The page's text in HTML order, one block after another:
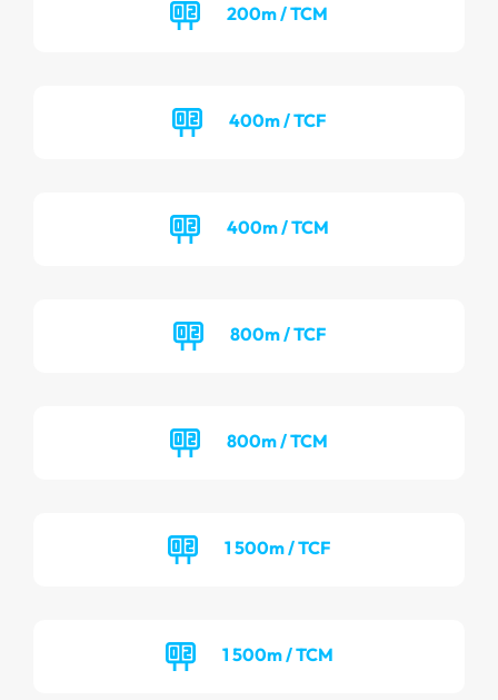
200m / TCM
400m / TCF
400m / TCM
800m / TCF
800m / TCM
1 500m / TCF
1 500m / TCM